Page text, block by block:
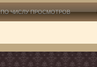
ПО ЧИСЛУ ПРОСМОТРОВ